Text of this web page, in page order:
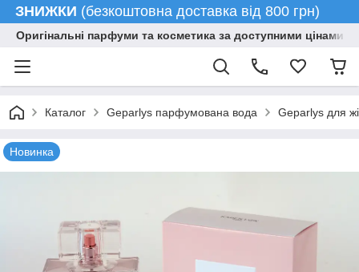
ЗНИЖКИ (безкоштовна доставка від 800 грн)
Оригінальні парфуми та косметика за доступними цінами
Каталог Geparlys парфумована вода Geparlys для
Новинка